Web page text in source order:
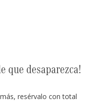
que desaparezca!
resérvalo con total